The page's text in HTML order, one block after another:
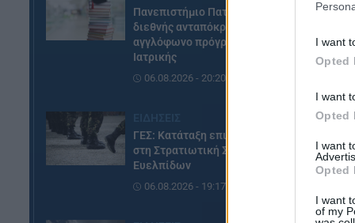
I want
Opted
I want
Opted
I want
Opted
I want
of my
Πανεπιστήμιο Πατρών: Ισχυρή
διεθνής ανταπόκριση στο νέο
αγγλόφωνο πρόγραμμα
Ιατρικής
06.08.2026 - 20:20
ΓΕΣ: Κατάταξη επιτυχόντων
στη Στρατιωτική Σχολή
Ευελπίδων
06.08.2026 - 19:17